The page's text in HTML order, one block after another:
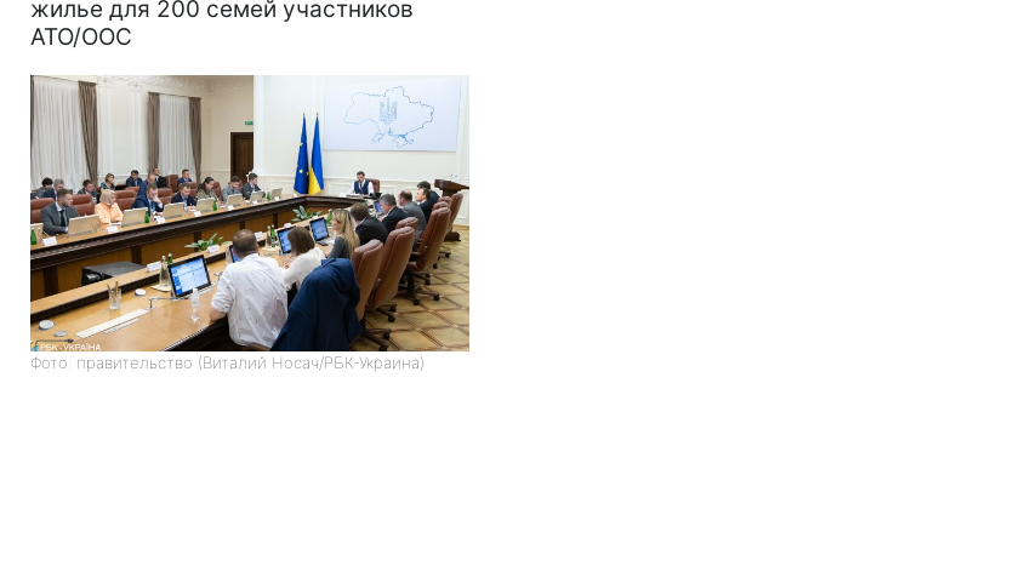
жилье для 200 семей участников
АТО/ООС
Фото: правительство (Виталий Носач/РБК-Украина)